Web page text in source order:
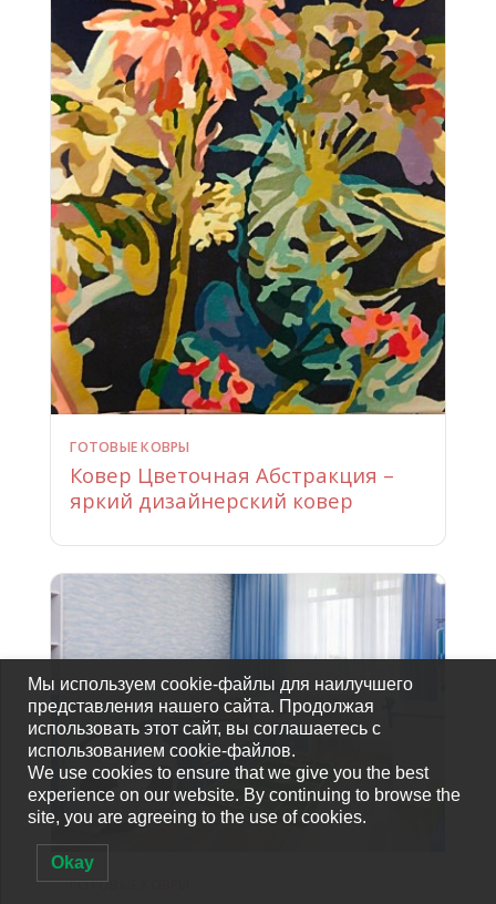
ГОТОВЫЕ КОВРЫ
Ковер Цветочная Абстракция –
яркий дизайнерский ковер
ГОТОВЫЕ КОВРЫ
Мы используем cookie-файлы для наилучшего
представления нашего сайта. Продолжая
использовать этот сайт, вы соглашаетесь с
использованием cookie-файлов.
We use cookies to ensure that we give you the best
experience on our website. By continuing to browse the
site, you are agreeing to the use of cookies.
Okay